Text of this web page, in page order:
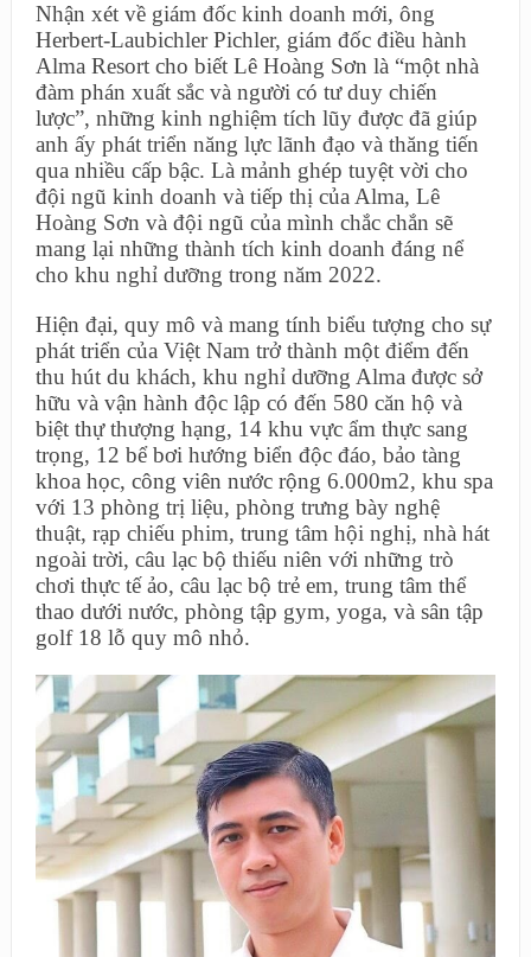
Nhận xét về giám đốc kinh doanh mới, ông
Herbert-Laubichler Pichler, giám đốc điều hành
Alma Resort cho biết Lê Hoàng Sơn là “một nhà
đàm phán xuất sắc và người có tư duy chiến
lược”, những kinh nghiệm tích lũy được đã giúp
anh ấy phát triển năng lực lãnh đạo và thăng tiến
qua nhiều cấp bậc. Là mảnh ghép tuyệt vời cho
đội ngũ kinh doanh và tiếp thị của Alma, Lê
Hoàng Sơn và đội ngũ của mình chắc chắn sẽ
mang lại những thành tích kinh doanh đáng nể
cho khu nghỉ dưỡng trong năm 2022.
Hiện đại, quy mô và mang tính biểu tượng cho sự
phát triển của Việt Nam trở thành một điểm đến
thu hút du khách, khu nghỉ dưỡng Alma được sở
hữu và vận hành độc lập có đến 580 căn hộ và
biệt thự thượng hạng, 14 khu vực ẩm thực sang
trọng, 12 bể bơi hướng biển độc đáo, bảo tàng
khoa học, công viên nước rộng 6.000m2, khu spa
với 13 phòng trị liệu, phòng trưng bày nghệ
thuật, rạp chiếu phim, trung tâm hội nghị, nhà hát
ngoài trời, câu lạc bộ thiếu niên với những trò
chơi thực tế ảo, câu lạc bộ trẻ em, trung tâm thể
thao dưới nước, phòng tập gym, yoga, và sân tập
golf 18 lỗ quy mô nhỏ.